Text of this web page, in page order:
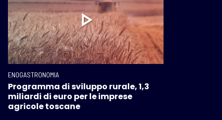
ENOGASTRONOMIA
Programma di sviluppo rurale, 1,3
miliardi di euro per le imprese
agricole toscane